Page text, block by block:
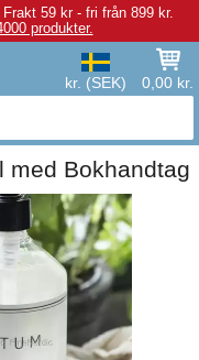
Frakt 59 kr - fri från 899 kr.
produkter.
kr. (SEK) 0,00 kr.
med Bokhandtag